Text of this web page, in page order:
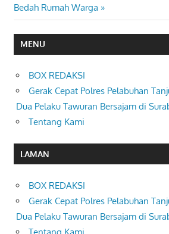
Post:
Bedah Rumah Warga
MENU
BOX REDAKSI
Gerak Cepat Polres Pelabuhan
Dua Pelaku Tawuran Bersajam di
Tentang Kami
LAMAN
BOX REDAKSI
Gerak Cepat Polres Pelabuhan
Dua Pelaku Tawuran Bersajam di
Tentang Kami